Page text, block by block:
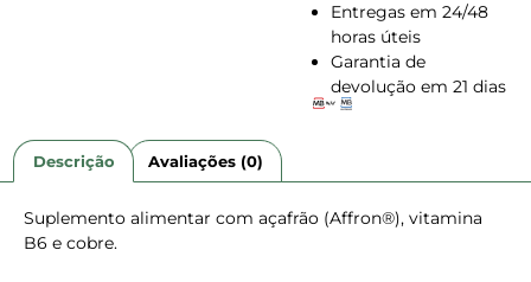
Entregas em 24/48
horas úteis
Garantia de
devolução em 21 dias
Descrição Avaliações (0)
Suplemento alimentar com açafrão (Affron®), vitamina
B6 e cobre.